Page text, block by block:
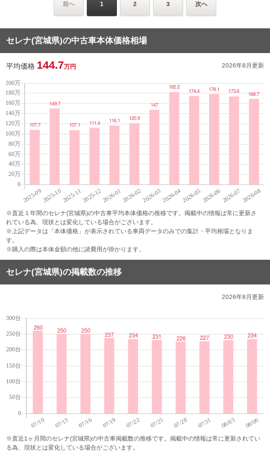
前へ 1 2 3 次へ
セレナ(宮城県)の中古車本体価格相場
平均価格 144.7万円 2026年8月更新
※直近１年間のセレナ(宮城県)の中古車平均本体価格の推移です。掲載中の情報は常に更新さ
れている為、現状とは変化している場合がございます。
※上記データは「本体価格」が表示されている車両データのみでの集計・平均相場となりま
す。
※購入の際は本体金額の他に諸費用が掛かります。
セレナ(宮城県)の掲載数の推移
2026年8月更新
※直近1ヶ月間のセレナ(宮城県)の中古車掲載数の推移です。掲載中の情報は常に更新されてい
る為、現状とは変化している場合がございます。